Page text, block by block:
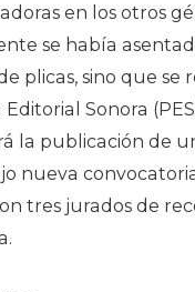
en los otros
se había
plicas, sino que se
Sonora
la publicación de
nueva
tres jurados de